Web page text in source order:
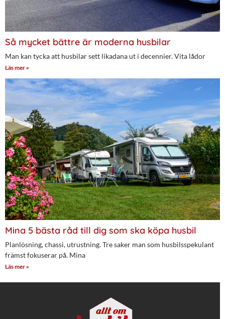
Så mycket bättre är moderna husbilar
Man kan tycka att husbilar sett likadana ut i decennier. Vita lådor
Läs mer »
Mina 5 bästa råd till dig som ska köpa husbil
Planlösning, chassi, utrustning. Tre saker man som husbilsspekulant
främst fokuserar på. Mina
Läs mer »